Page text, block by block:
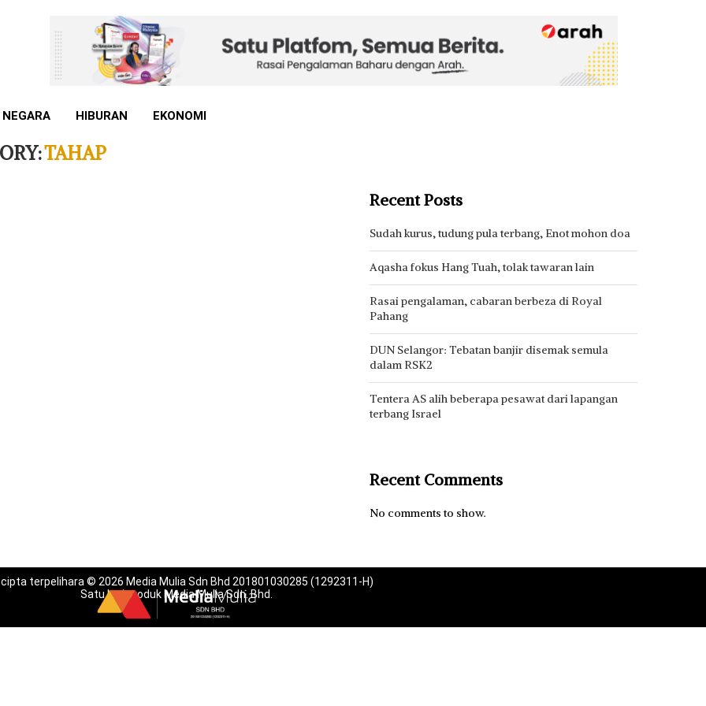
HIBURAN EKONOMI
TAHAP
Recent Posts
Sudah kurus, tudung pula terbang, Enot mohon doa
Aqasha fokus Hang Tuah, tolak tawaran lain
Rasai pengalaman, cabaran berbeza di Royal
Pahang
DUN Selangor: Tebatan banjir disemak semula
dalam RSK2
Tentera AS alih beberapa pesawat dari lapangan
terbang Israel
Recent Comments
No comments to show.
cipta terpelihara © 2026 Media Mulia Sdn Bhd 201801030285 (1292311-H)
Satu lagi produk Media Mulia Sdn. Bhd.